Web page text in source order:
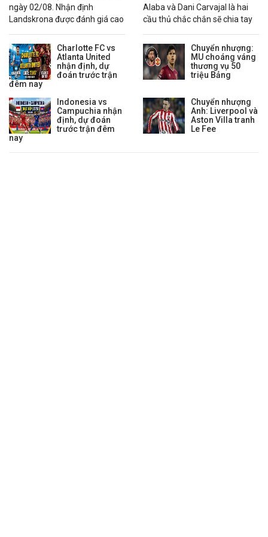
03:00 Alianza Atletico vsCienciano 0 : 1/4 0.98 0.90
Lịch thi đấu VĐQG Venezuela
02:30 Rayo Zuliano vs Anzoategui 0 : 0 0.79 0.91
04:00
Estu.Merida vsZamora Barinas 0 : 1/4 0.74 0.96
05:30
Lịch thi đấu Hạng 2 Iceland
02:15 IR Reykjavik vsKF Aegir. Thor 0 : 1 1/4 0.91
ngày 02/08. Nhận định
Landskrona được đánh giá cao
định.
Charlotte FC vs
Atlanta United
nhận định, dự
đoán trước trận
đêm nay
Indonesia vs
Campuchia nhận
định, dự đoán
trước trận đêm
nay
Alaba và Dani Carvajal là hai
cầu thủ chắc chắn sẽ chia tay
2026.
Chuyển nhượng:
MU choáng váng
thương vụ 50
triệu Bảng
Chuyển nhượng
Anh: Liverpool và
Aston Villa tranh
Le Fee